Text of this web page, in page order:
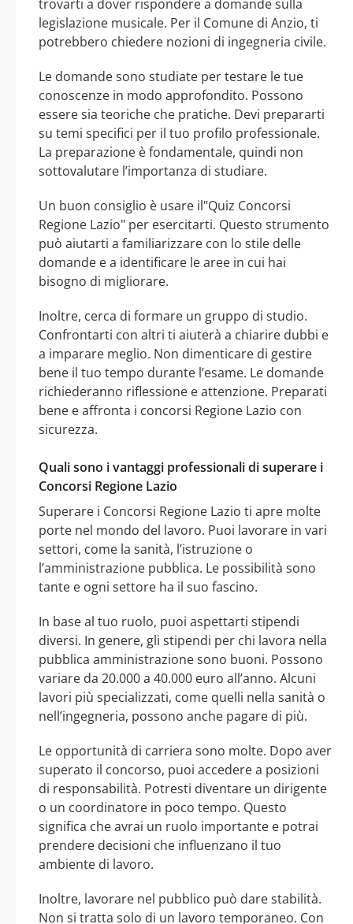
trovarti a dover rispondere a domande sulla
legislazione musicale. Per il Comune di Anzio, ti
potrebbero chiedere nozioni di ingegneria civile.
Le domande sono studiate per testare le tue
conoscenze in modo approfondito. Possono
essere sia teoriche che pratiche. Devi prepararti
su temi specifici per il tuo profilo professionale.
La preparazione è fondamentale, quindi non
sottovalutare l’importanza di studiare.
Un buon consiglio è usare il"Quiz Concorsi
Regione Lazio" per esercitarti. Questo strumento
può aiutarti a familiarizzare con lo stile delle
domande e a identificare le aree in cui hai
bisogno di migliorare.
Inoltre, cerca di formare un gruppo di studio.
Confrontarti con altri ti aiuterà a chiarire dubbi e
a imparare meglio. Non dimenticare di gestire
bene il tuo tempo durante l’esame. Le domande
richiederanno riflessione e attenzione. Preparati
bene e affronta i concorsi Regione Lazio con
sicurezza.
Quali sono i vantaggi professionali di superare i
Concorsi Regione Lazio
Superare i Concorsi Regione Lazio ti apre molte
porte nel mondo del lavoro. Puoi lavorare in vari
settori, come la sanità, l’istruzione o
l’amministrazione pubblica. Le possibilità sono
tante e ogni settore ha il suo fascino.
In base al tuo ruolo, puoi aspettarti stipendi
diversi. In genere, gli stipendi per chi lavora nella
pubblica amministrazione sono buoni. Possono
variare da 20.000 a 40.000 euro all’anno. Alcuni
lavori più specializzati, come quelli nella sanità o
nell’ingegneria, possono anche pagare di più.
Le opportunità di carriera sono molte. Dopo aver
superato il concorso, puoi accedere a posizioni
di responsabilità. Potresti diventare un dirigente
o un coordinatore in poco tempo. Questo
significa che avrai un ruolo importante e potrai
prendere decisioni che influenzano il tuo
ambiente di lavoro.
Inoltre, lavorare nel pubblico può dare stabilità.
Non si tratta solo di un lavoro temporaneo. Con